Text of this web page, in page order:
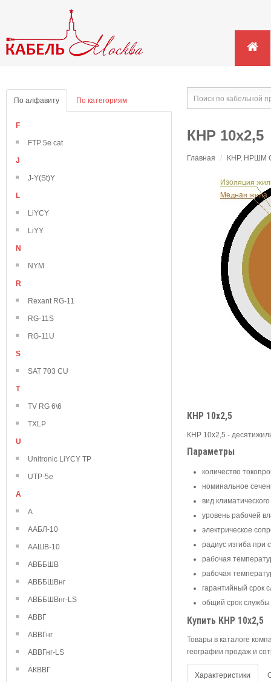
По алфавиту По категориям
F
FTP 5e cat
J
J-Y(St)Y
L
LiYCY
LiYY
N
NYM
R
Rexant RG-11
RG-11S
RG-11U
S
SAT 703 CU
T
TV RG 6\6
TXLP
U
Unitronic LiYCY TP
UTP-5e
А
А
ААБЛ-10
ААШВ-10
АВББШВ
АВББШВнг
АВББШВнг-LS
АВВГ
АВВГнг
АВВГнг-LS
АКВВГ
КНР 10х2,5
Главная / КНР, НРШМ
КНР 10х2,5
КНР 10х2,5 -
Параметры
количество
номинальное
вид
уровень рабочей
электрическое
радиус изгиба при
рабочая
рабочая
гарантийный срок
общий срок службы
Купить КНР 10х2,5
Товары в каталоге
географии продаж и
Характеристики